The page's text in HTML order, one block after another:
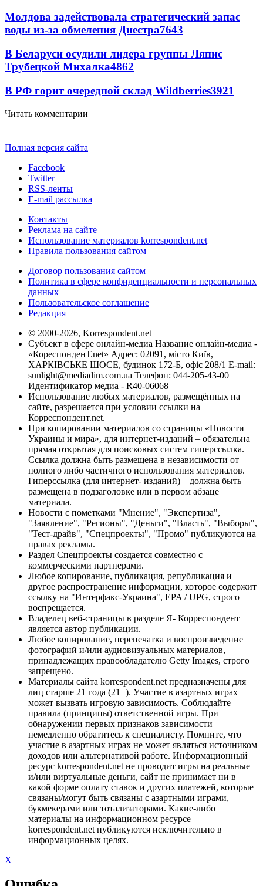
Молдова задействовала стратегический запас
воды из-за обмеления Днестра7643
В Беларуси осудили лидера группы Ляпис
Трубецкой Михалка4862
В РФ горит очередной склад Wildberries3921
Читать комментарии
Полная версия сайта
Facebook
Twitter
RSS-ленты
E-mail рассылка
Контакты
Реклама на сайте
Использование материалов korrespondent.net
Правила пользования сайтом
Договор пользования сайтом
Политика в сфере конфиденциальности и персональных
данных
Пользовательское соглашение
Редакция
© 2000-2026, Korrespondent.net
Субъект в сфере онлайн-медиа Название онлайн-медиа -
«КореспонденТ.net» Адрес: 02091, місто Київ,
ХАРКІВСЬКЕ ШОСЕ, будинок 172-Б, офіс 208/1 E-mail:
sunlight@mediadim.com.ua Телефон: 044-205-43-00
Идентификатор медиа - R40-06068
Использование любых материалов, размещённых на
сайте, разрешается при условии ссылки на
Корреспондент.net.
При копировании материалов со страницы «Новости
Украины и мира», для интернет-изданий – обязательна
прямая открытая для поисковых систем гиперссылка.
Ссылка должна быть размещена в независимости от
полного либо частичного использования материалов.
Гиперссылка (для интернет- изданий) – должна быть
размещена в подзаголовке или в первом абзаце
материала.
Новости с пометками "Мнение", "Экспертиза",
"Заявление", "Регионы", "Деньги", "Власть", "Выборы",
"Тест-драйв", "Спецпроекты", "Промо" публикуются на
правах рекламы.
Раздел Спецпроекты создается совместно с
коммерческими партнерами.
Любое копирование, публикация, републикация и
другое распространение информации, которое содержит
ссылку на "Интерфакс-Украина", EPA / UPG, строго
воспрещается.
Владелец веб-страницы в разделе Я- Корреспондент
является автор публикации.
Любое копирование, перепечатка и воспроизведение
фотографий и/или аудиовизуальных материалов,
принадлежащих правообладателю Getty Images, строго
запрещено.
Материалы сайта korrespondent.net предназначены для
лиц старше 21 года (21+). Участие в азартных играх
может вызвать игровую зависимость. Соблюдайте
правила (принципы) ответственной игры. При
обнаружении первых признаков зависимости
немедленно обратитесь к специалисту. Помните, что
участие в азартных играх не может являться источником
доходов или альтернативой работе. Информационный
ресурс korrespondent.net не проводит игры на реальные
и/или виртуальные деньги, сайт не принимает ни в
какой форме оплату ставок и других платежей, которые
связаны/могут быть связаны с азартными играми,
букмекерами или тотализаторами. Какие-либо
материалы на информационном ресурсе
korrespondent.net публикуются исключительно в
информационных целях.
X